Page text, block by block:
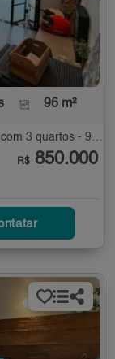
96 m²
Sobrado à Venda no Parque São Domingos com 3 quartos - 96 m²
R$ 850.000